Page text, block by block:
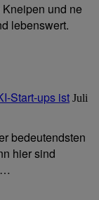
und ne
lebenswert.
Start-ups ist Juli
bedeutendsten
hier sind